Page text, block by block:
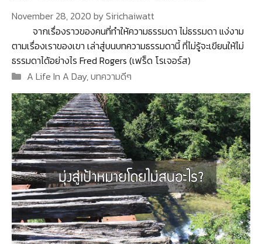
November 28, 2020 bySirichaiwatt
จากเรื่องราวของคนที่ทำให้ความธรรมดา ไม่ธรรมดา แง่งาม
ตามเรื่องเราของเขา เล่าสู่บนบทความธรรมดานี้ ที่ไม่รู้จะเขียนให้ไม่
ธรรมดาได้อย่างไร Fred Rogers (เฟร็ด โรเจอร์ส)
Categories
A Life In A Day,บทความดีๆ